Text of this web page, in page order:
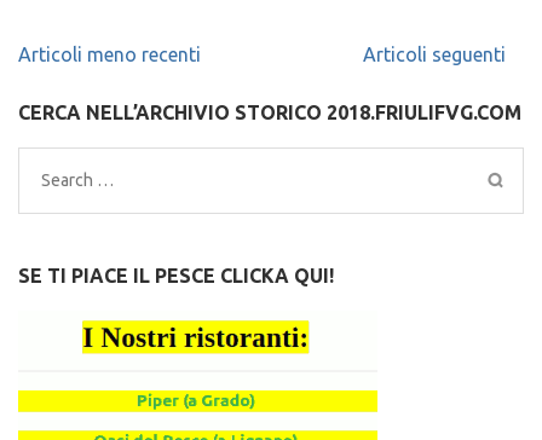
Navigazione
Articoli meno recenti Articoli seguenti
CERCA NELL’ARCHIVIO STORICO 2018.FRIULIFVG.COM
Search
for:
SE TI PIACE IL PESCE CLICKA QUI!